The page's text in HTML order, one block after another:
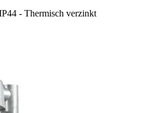
- Thermisch verzinkt